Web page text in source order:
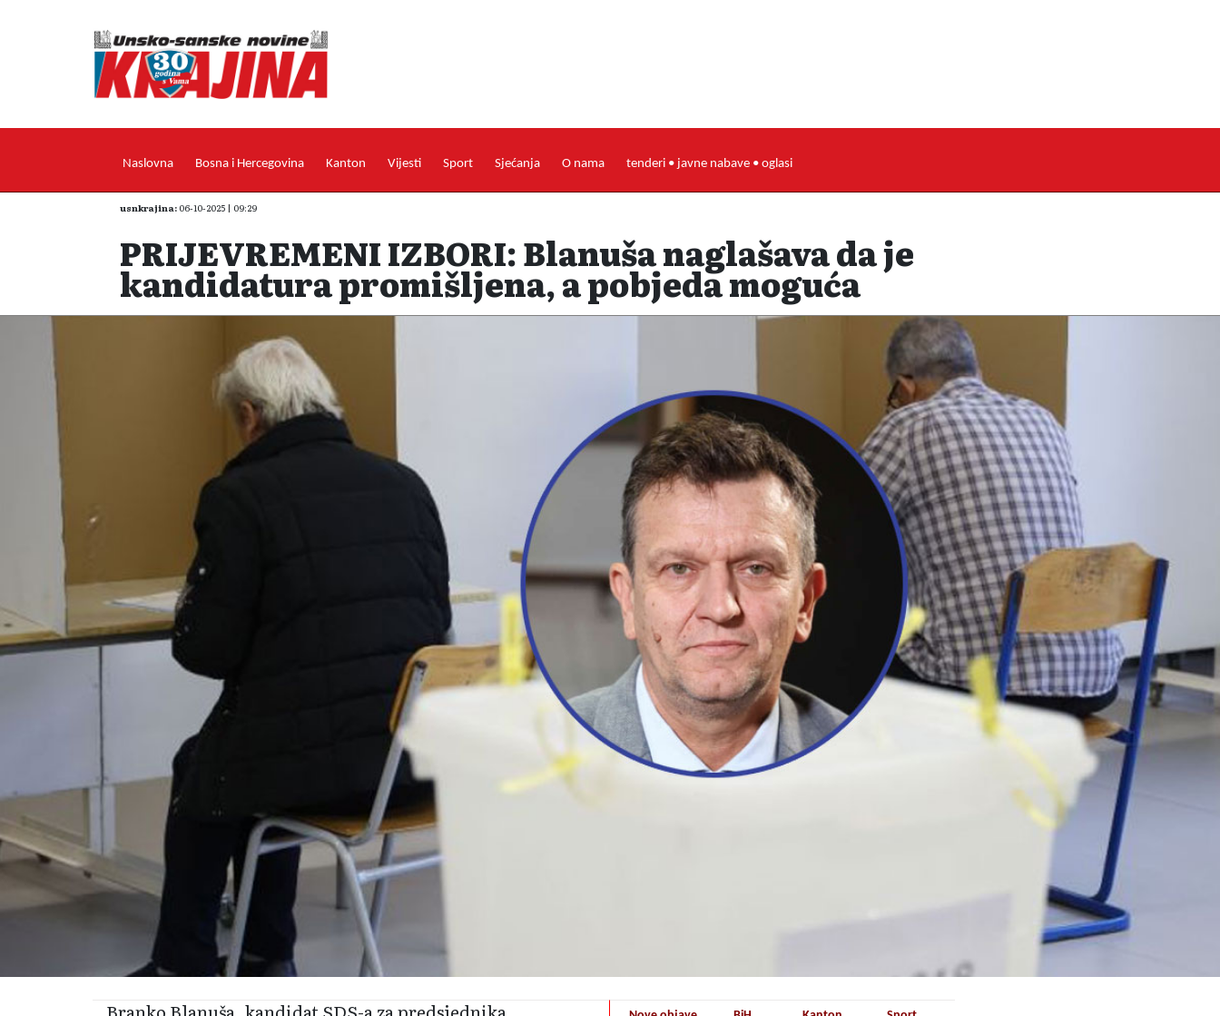
Naslovna Bosna i Hercegovina Kanton Vijesti Sport Sjećanja O nama tenderi • javne nabave • oglasi
usnkrajina: 06-10-2025 | 09:29
PRIJEVREMENI IZBORI: Blanuša naglašava da je
kandidatura promišljena, a pobjeda moguća